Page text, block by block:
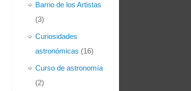
Barrio de los Artistas
(3)
Curiosidades
astronómicas (16)
Curso de astronomía
(2)